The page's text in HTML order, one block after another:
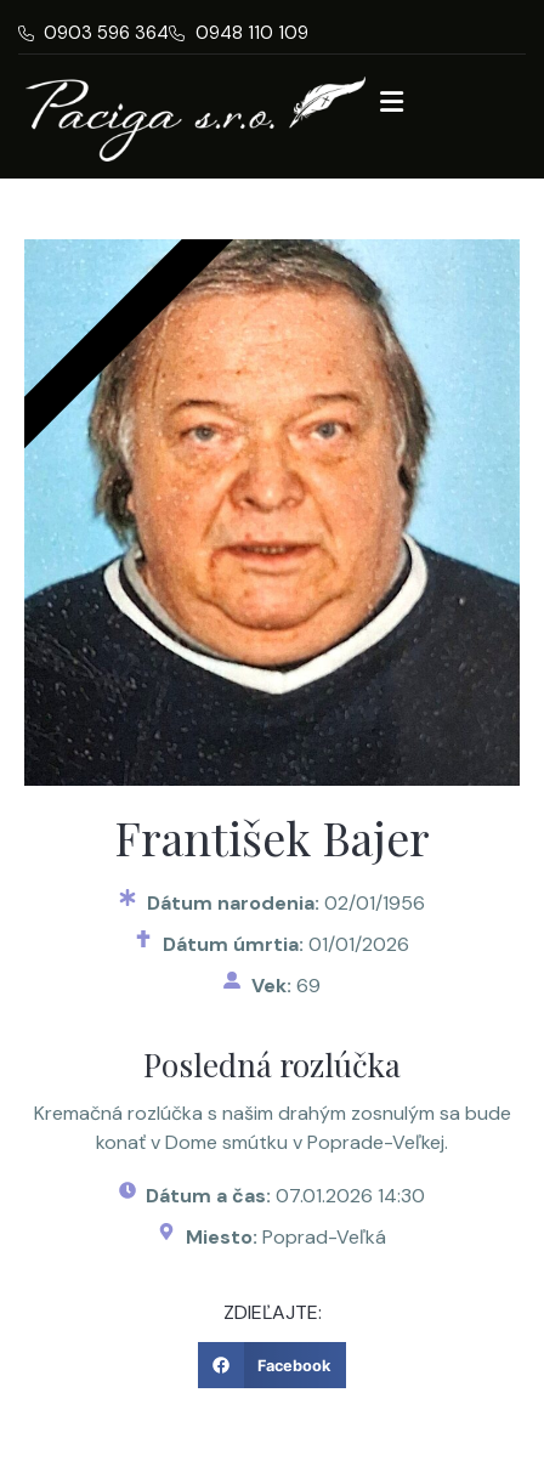
0903 596 364 0948 110 109
František Bajer
Dátum narodenia: 02/01/1956
Dátum úmrtia: 01/01/2026
Vek: 69
Posledná rozlúčka
Kremačná rozlúčka s našim drahým zosnulým sa bude
konať v Dome smútku v Poprade-Veľkej.
Dátum a čas:07.01.2026 14:30
Miesto: Poprad-Veľká
ZDIEĽAJTE:
Facebook